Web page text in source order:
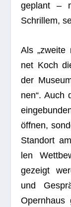
geplant –
Schril­lem,
Als „zweite
net Koch
der
nen“. Auch
öff­nen,
Stand­ort
len
gezeigt
und
Opern­haus